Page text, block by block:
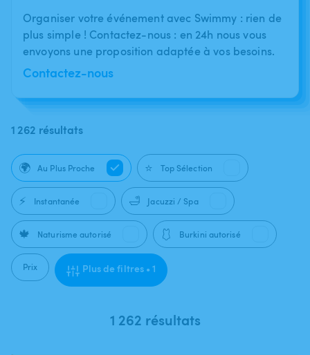
Organiser votre événement avec Swimmy : rien de
plus simple ! Contactez-nous : en 24h nous vous
envoyons une proposition adaptée à vos besoins.
Contactez-nous
1 262 résultats
🌍 Au Plus Proche ⭐ Top Sélection
⚡ Instantanée 🛁 Jacuzzi / Spa
🍁 Naturisme autorisé 🩱 Burkini autorisé
Prix Plus de filtres • 1
1 262 résultats